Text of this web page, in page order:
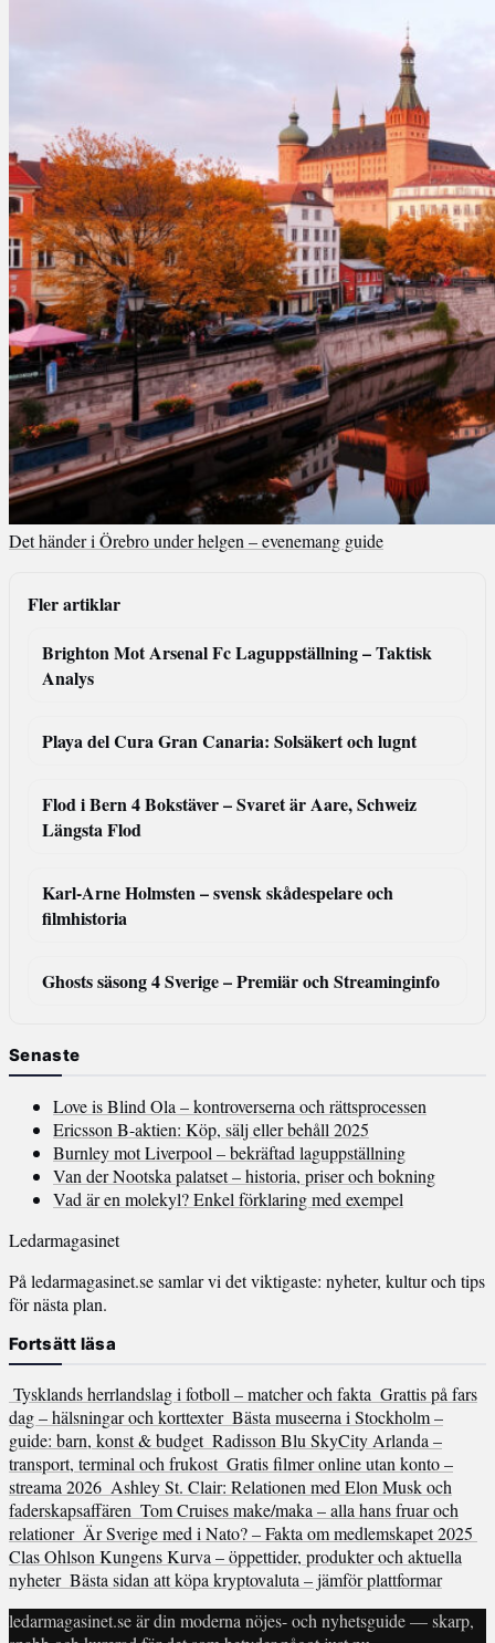
Det händer i Örebro under helgen – evenemang guide
Fler artiklar
Brighton Mot Arsenal Fc Laguppställning – Taktisk
Analys
Playa del Cura Gran Canaria: Solsäkert och lugnt
Flod i Bern 4 Bokstäver – Svaret är Aare, Schweiz
Längsta Flod
Karl-Arne Holmsten – svensk skådespelare och
filmhistoria
Ghosts säsong 4 Sverige – Premiär och Streaminginfo
Senaste
Love is Blind Ola – kontroverserna och rättsprocessen
Ericsson B-aktien: Köp, sälj eller behåll 2025
Burnley mot Liverpool – bekräftad laguppställning
Van der Nootska palatset – historia, priser och bokning
Vad är en molekyl? Enkel förklaring med exempel
Ledarmagasinet
På ledarmagasinet.se samlar vi det viktigaste: nyheter, kultur och tips
för nästa plan.
Fortsätt läsa
Tysklands herrlandslag i fotboll – matcher och fakta Grattis på fars
dag – hälsningar och korttexter Bästa museerna i Stockholm –
guide: barn, konst & budget Radisson Blu SkyCity Arlanda –
transport, terminal och frukost Gratis filmer online utan konto –
streama 2026 Ashley St. Clair: Relationen med Elon Musk och
faderskapsaffären Tom Cruises make/maka – alla hans fruar och
relationer Är Sverige med i Nato? – Fakta om medlemskapet 2025
Clas Ohlson Kungens Kurva – öppettider, produkter och aktuella
nyheter Bästa sidan att köpa kryptovaluta – jämför plattformar
ledarmagasinet.se är din moderna nöjes- och nyhetsguide — skarp,